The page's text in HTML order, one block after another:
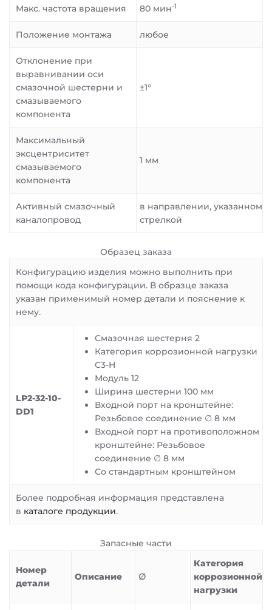
Макс. частота вращения 80 мин-1
Положение монтажа любое
Отклонение при
выравнивании оси
смазочной шестерни и
смазываемого
компонента
±1°
Максимальный
эксцентриситет
смазываемого
компонента
1 мм
Активный смазочный
каналопровод
в направлении, указанном
стрелкой
Образец заказа
Конфигурацию изделия можно выполнить при
помощи кода конфигурации. В образце заказа
указан применимый номер детали и пояснение к
нему.
LP2-32-10-
DD1
Смазочная шестерня 2
Категория коррозионной нагрузки
C3-H
Модуль 12
Ширина шестерни 100 мм
Входной порт на кронштейне:
Резьбовое соединение ∅ 8 мм
Входной порт на противоположном
кронштейне: Резьбовое
соединение ∅ 8 мм
Со стандартным кронштейном
Более подробная информация представлена
в каталоге продукции.
Запасные части
Номер
детали
Описание ∅
Категория
коррозионной
нагрузки